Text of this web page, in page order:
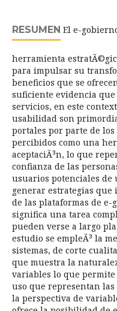
RESUMEN El e-
herramienta
para impulsar su
beneficios que se
suficiente evidencia
servicios, en este
usabilidad son
portales por parte de
percibidos como una
aceptaciÃ³n, lo que
confianza de las
usuarios potenciales de
generar estrategias
de las plataformas de
significa una tarea
pueden verse a largo
estudio se empleÃ³ la
sistemas, de corte
que muestra la
variables lo que
uso que representan
la perspectiva de